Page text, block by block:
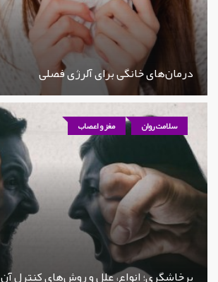
درمان‌های خانگی برای آلرژی فصلی
سلامت روان مغز و اعصاب
پرخاشگری؛ انواع، علل و روش‌های کنترل آن